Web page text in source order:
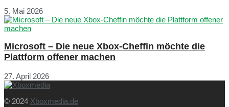
5. Mai 2026
Microsoft – Die neue Xbox-Cheffin möchte die
Plattform offener machen
27. April 2026
© 2024 Xboxmedia.de